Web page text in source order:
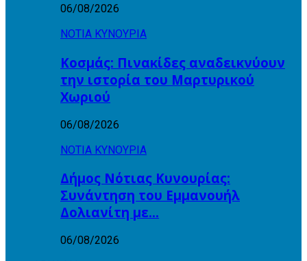
06/08/2026
ΝΟΤΙΑ ΚΥΝΟΥΡΙΑ
Κοσμάς: Πινακίδες αναδεικνύουν
την ιστορία του Μαρτυρικού
Χωριού
06/08/2026
ΝΟΤΙΑ ΚΥΝΟΥΡΙΑ
Δήμος Νότιας Κυνουρίας:
Συνάντηση του Εμμανουήλ
Δολιανίτη με…
06/08/2026